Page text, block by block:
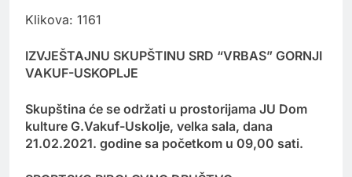
Klikova: 1161
IZVJEŠTAJNU SKUPŠTINU SRD “VRBAS” GORNJI
VAKUF-USKOPLJE
Skupština će se održati u prostorijama JU Dom
kulture G.Vakuf-Uskolje, velka sala, dana
21.02.2021. godine sa početkom u 09,00 sati.